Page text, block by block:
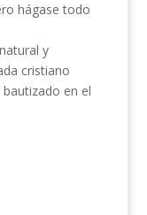
hágase todo
y
cristiano
en el